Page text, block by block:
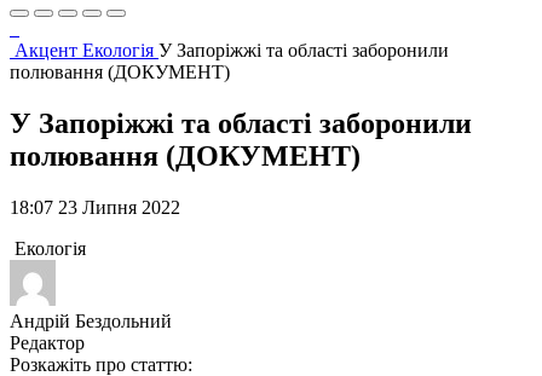
Акцент Екологія У Запоріжжі та області заборонили
полювання (ДОКУМЕНТ)
У Запоріжжі та області заборонили
полювання (ДОКУМЕНТ)
18:07 23 Липня 2022
Екологія
Андрій Бездольний
Редактор
Розкажіть про статтю: